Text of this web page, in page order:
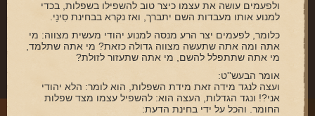
ולפעמים עושה את עצמו כיצר טוב להשפילו בשפלות, בכדי
למנוע אותו מעבדות השם יתברך, ואז נקרא בבחינת סִינַי.
כלומר, לפעמים יצר הרע מנסה למנוע יהודי מעשית מצווה: מי
אתה ומה אתה שתעשה מצווה גדולה כזאת? מי אתה שתלמד,
מי אתה שתתפלל להשם, מי אתה שתעזור לזולת?
אומר הבעש''ט:
ועצה לנגד מידה זאת מידת השפלות, הוא לומר: הלא יהודי
אני?! ונגד הגדלות, העצה הוא: להשפיל עצמו מצד שפלות
החומר. והכל על ידי בחינת הדעת: